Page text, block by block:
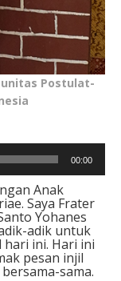
Postulat-
00:00
Anak
Saya Frater
Yohanes
adik untuk
hari ini. Hari ini
pesan injil
sama.